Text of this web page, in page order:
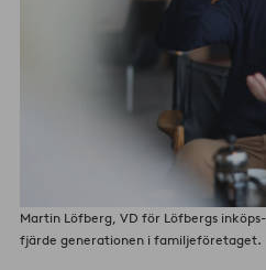
Martin Löfberg, VD för Löfbergs
fjärde generationen i familjeföretaget.